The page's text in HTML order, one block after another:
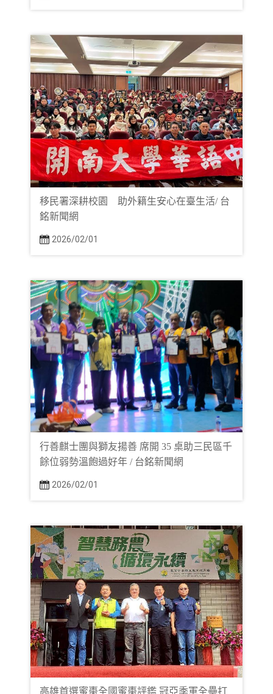
移民署深耕校園 助外籍生安心在臺生活/ 台
銘新聞網
2026/02/01
行善麒士團與獅友揚善 席開 35 桌助三民區千
餘位弱勢溫飽過好年 / 台銘新聞網
2026/02/01
高雄首選蜜棗全國蜜棗評鑑 冠亞季軍全壘打